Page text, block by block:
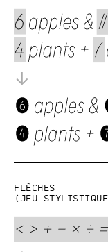
Flèches
(Jeu